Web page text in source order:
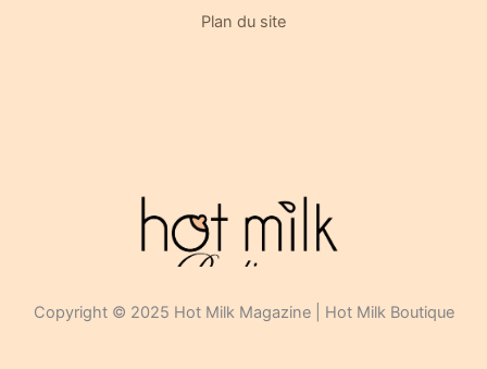
uniques sur ce site. Le fait de ne pas consentir ou de retirer son
consentement peut avoir un effet négatif sur certaines caractéristiques
Plan du site
Copyright © 2025 Hot Milk Magazine | Hot Milk Boutique